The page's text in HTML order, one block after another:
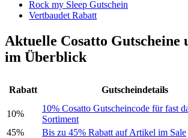
Rock my Sleep Gutschein
Vertbaudet Rabatt
Aktuelle Cosatto Gutscheine
im Überblick
Rabatt Gutscheindetails
10%
10% Cosatto Gutscheincode für fast
Sortiment
45%
Bis zu 45% Rabatt auf Artikel im Sale